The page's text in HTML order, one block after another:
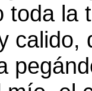
toda la
calido,